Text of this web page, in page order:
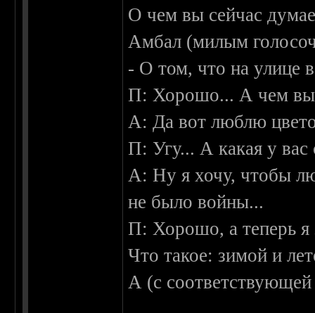
О чем вы сейчас
Амбал (милым
- О том, что на улице
П: Хорошо... А чем вы
А: Да вот люблю
П: Угу... А какая у вас
А: Ну я хочу, чтобы
не было войны...
П: Хорошо, а теперь я
Что такое: зимой и
А (с